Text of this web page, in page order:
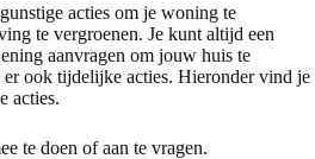
acties om je woning te
te vergroenen. Je kunt altijd een
aanvragen om jouw huis te
er ook tijdelijke acties. Hieronder vind je
acties.
te doen of aan te vragen.